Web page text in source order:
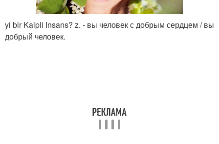
yi bir Kalpli Insans? z. - вы человек с добрым сердцем / вы
добрый человек.